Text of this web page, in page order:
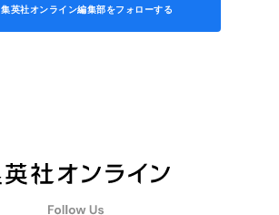
集英社オンライン編集部をフォローする